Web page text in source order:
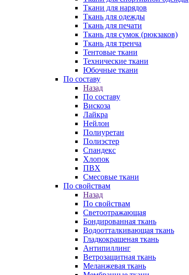
Ткани для нарядов
Ткань для одежды
Ткань для печати
Ткань для сумок (рюкзаков)
Ткань для тренча
Тентовые ткани
Технические ткани
Юбочные ткани
По составу
Назад
По составу
Вискоза
Лайкра
Нейлон
Полиуретан
Полиэстер
Спандекс
Хлопок
ПВХ
Смесовые ткани
По свойствам
Назад
По свойствам
Светоотражающая
Бондированная ткань
Водоотталкивающая ткань
Гладкокрашеная ткань
Антипиллинг
Ветрозащитная ткань
Меланжевая ткань